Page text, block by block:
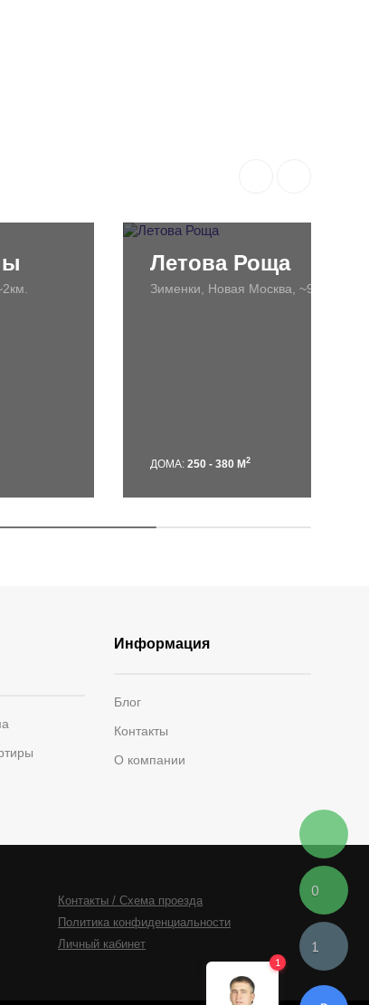
Летова Роща
Зименки, Новая Москва, ~9км.
ДОМА: 250 - 380 М 2
Информация
Блог
Контакты
О компании
Контакты / Схема проезда
Политика конфиденциальности
Личный кабинет
0
1